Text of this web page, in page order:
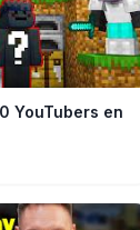
YouTubers en